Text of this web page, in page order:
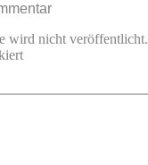
wird nicht veröffentlicht.